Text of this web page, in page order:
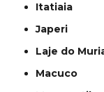
Itatiaia
Japeri
Laje do
Macuco